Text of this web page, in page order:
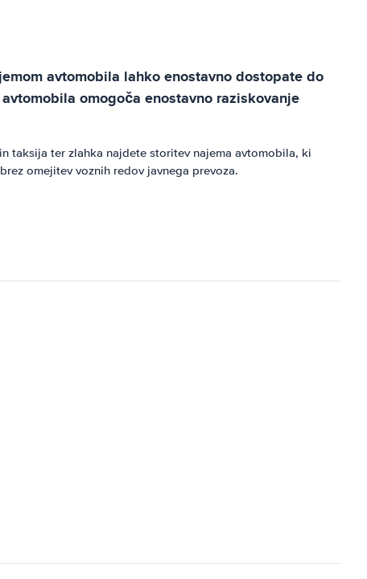
avtomobila lahko enostavno dostopate do
omogoča enostavno raziskovanje
taksija ter zlahka najdete storitev najema avtomobila, ki
omejitev voznih redov javnega prevoza.